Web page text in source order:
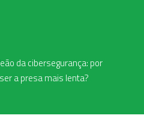
da cibersegurança: por
a presa mais lenta?